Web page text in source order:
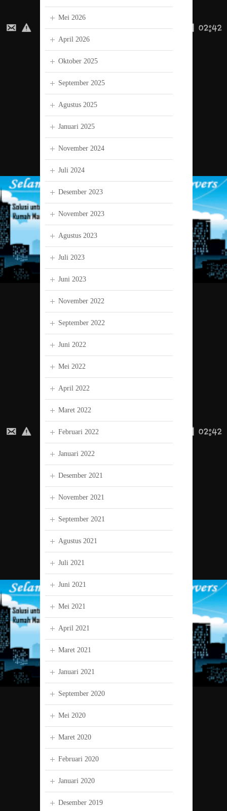
Mei 2026
April 2026
Oktober 2025
September 2025
Agustus 2025
Januari 2025
November 2024
Juli 2024
Desember 2023
November 2023
Agustus 2023
Juli 2023
Juni 2023
November 2022
September 2022
Juni 2022
Mei 2022
April 2022
Maret 2022
Februari 2022
Januari 2022
Desember 2021
November 2021
September 2021
Agustus 2021
Juli 2021
Juni 2021
Mei 2021
April 2021
Maret 2021
Januari 2021
September 2020
Mei 2020
Maret 2020
Februari 2020
Januari 2020
Desember 2019